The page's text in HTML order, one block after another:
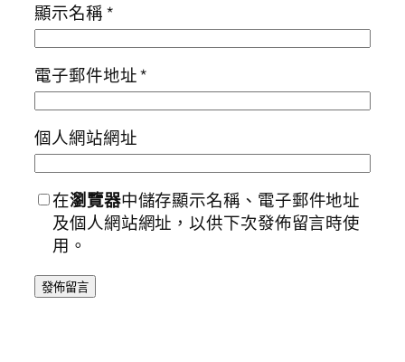
顯示名稱*
電子郵件地址*
個人網站網址
在瀏覽器中儲存顯示名稱、電子郵件地址
及個人網站網址，以供下次發佈留言時使
用。